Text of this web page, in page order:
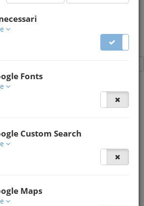
cooperativa edilizia Sara72
Fonts
Custom Search
Maps